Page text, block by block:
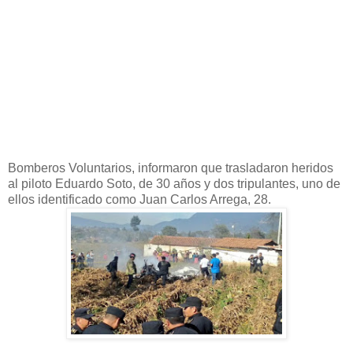
Bomberos Voluntarios, informaron que trasladaron heridos
al piloto Eduardo Soto, de 30 años y dos tripulantes, uno de
ellos identificado como Juan Carlos Arrega, 28.